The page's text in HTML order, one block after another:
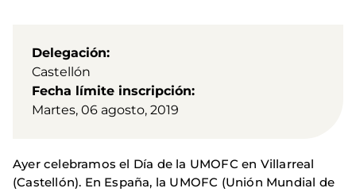
Delegación
Castellón
Fecha límite inscripción
Martes, 06 agosto, 2019
Ayer celebramos el Día de la UMOFC en Villarreal
(Castellón). En España, la UMOFC (Unión Mundial de